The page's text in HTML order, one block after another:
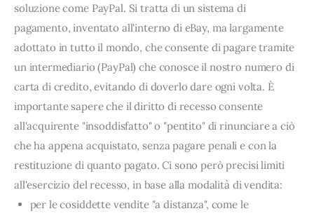
soluzione come PayPal. Si tratta di un sistema di
pagamento, inventato all'interno di eBay, ma largamente
adottato in tutto il mondo, che consente di pagare tramite
un intermediario (PayPal) che conosce il nostro numero di
carta di credito, evitando di doverlo dare ogni volta. È
importante sapere che il diritto di recesso consente
all'acquirente "insoddisfatto" o "pentito" di rinunciare a ciò
che ha appena acquistato, senza pagare penali e con la
restituzione di quanto pagato. Ci sono però precisi limiti
all'esercizio del recesso, in base alla modalità di vendita:
per le cosiddette vendite "a distanza", come le